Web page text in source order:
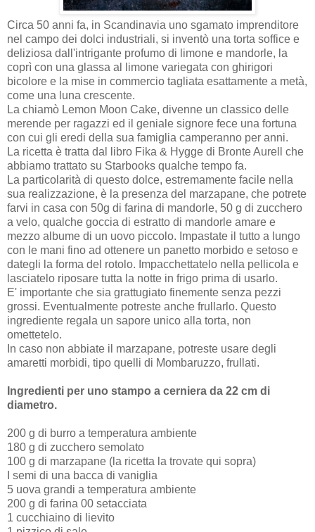
Circa 50 anni fa, in Scandinavia uno sgamato imprenditore
nel campo dei dolci industriali, si inventò una torta soffice e
deliziosa dall'intrigante profumo di limone e mandorle, la
coprì con una glassa al limone variegata con ghirigori
bicolore e la mise in commercio tagliata esattamente a metà,
come una luna crescente.
La chiamò Lemon Moon Cake, divenne un classico delle
merende per ragazzi ed il geniale signore fece una fortuna
con cui gli eredi della sua famiglia camperanno per anni.
La ricetta è tratta dal libro Fika & Hygge di Bronte Aurell che
abbiamo trattato su Starbooks qualche tempo fa.
La particolarità di questo dolce, estremamente facile nella
sua realizzazione, è la presenza del marzapane, che potrete
farvi in casa con 50g di farina di mandorle, 50 g di zucchero
a velo, qualche goccia di estratto di mandorle amare e
mezzo albume di un uovo piccolo. Impastate il tutto a lungo
con le mani fino ad ottenere un panetto morbido e setoso e
dategli la forma del rotolo. Impacchettatelo nella pellicola e
lasciatelo riposare tutta la notte in frigo prima di usarlo.
E' importante che sia grattugiato finemente senza pezzi
grossi. Eventualmente potreste anche frullarlo. Questo
ingrediente regala un sapore unico alla torta, non
omettetelo.
In caso non abbiate il marzapane, potreste usare degli
amaretti morbidi, tipo quelli di Mombaruzzo, frullati.
Ingredienti per uno stampo a cerniera da 22 cm di
diametro.
200 g di burro a temperatura ambiente
180 g di zucchero semolato
100 g di marzapane (la ricetta la trovate qui sopra)
I semi di una bacca di vaniglia
5 uova grandi a temperatura ambiente
200 g di farina 00 setacciata
1 cucchiaino di lievito